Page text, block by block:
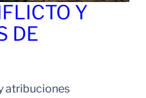
Y
DE
atribuciones